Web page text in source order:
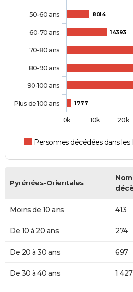
8014
14393
1777
Personnes décédées dans
50-60 ans
60-70 ans
70-80 ans
80-90 ans
90-100 ans
Plus de 100 ans
0k 10k 20k
Pyrénées-Orientales
Moins de 10 ans 413
De 10 à 20 ans 274
De 20 à 30 ans 697
De 30 à 40 ans 1 427